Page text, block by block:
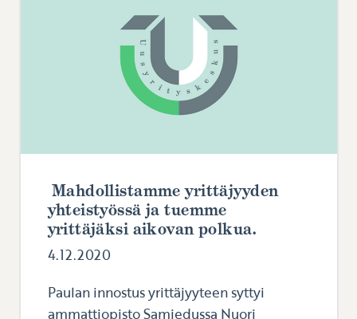
Mahdollistamme yrittäjyyden
yhteistyössä ja tuemme
yrittäjäksi aikovan polkua.
4.12.2020
Paulan innostus yrittäjyyteen syttyi
ammattiopisto Samiedussa Nuori